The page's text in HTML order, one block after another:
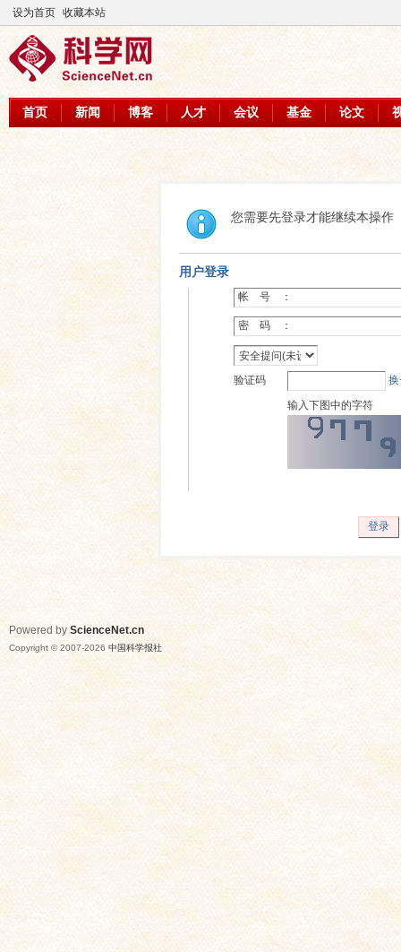
设为首页 收藏本站
首页 新闻 博客 人才 会议 基金 论文
您需要先登录才能继续本操作
用户登录
帐 号 ：
密 码 ：
验证码
输入下图中的字符
登录
Powered by ScienceNet.cn
Copyright © 2007-2026 中国科学报社